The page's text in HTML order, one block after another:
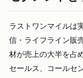
ラストワンマイルは
信・ライフライン販
材が売上の大半を占
セールス、コールセ